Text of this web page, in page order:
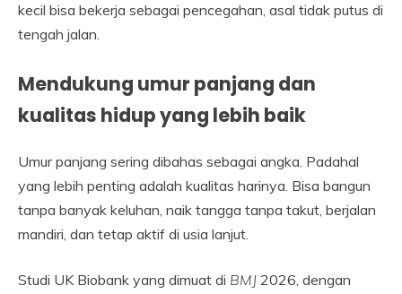
kecil bisa bekerja sebagai pencegahan, asal tidak putus di
tengah jalan.
Mendukung umur panjang dan
kualitas hidup yang lebih baik
Umur panjang sering dibahas sebagai angka. Padahal
yang lebih penting adalah kualitas harinya. Bisa bangun
tanpa banyak keluhan, naik tangga tanpa takut, berjalan
mandiri, dan tetap aktif di usia lanjut.
Studi UK Biobank yang dimuat di BMJ 2026, dengan